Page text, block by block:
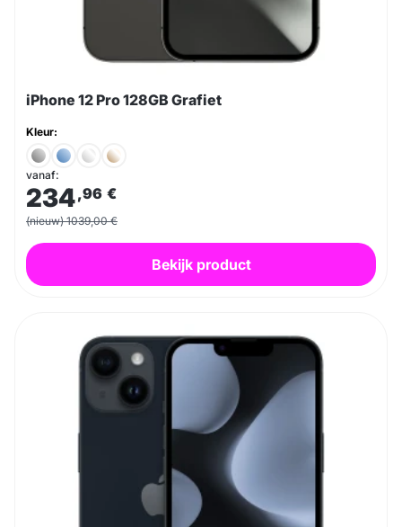
iPhone 12 Pro 128GB Grafiet
Kleur:
vanaf:
234,96 €
(nieuw) 1039,00 €
Bekijk product